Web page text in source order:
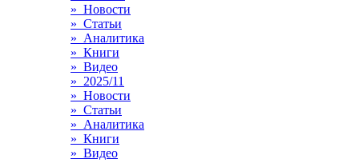
» Новости
» Статьи
» Аналитика
» Книги
» Видео
» 2025/11
» Новости
» Статьи
» Аналитика
» Книги
» Видео